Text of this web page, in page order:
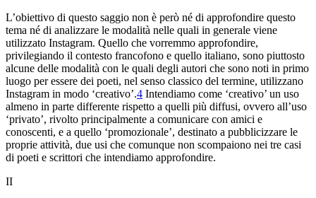
L’obiettivo di questo saggio non è però né di approfondire questo
tema né di analizzare le modalità nelle quali in generale viene
utilizzato Instagram. Quello che vorremmo approfondire,
privilegiando il contesto francofono e quello italiano, sono piuttosto
alcune delle modalità con le quali degli autori che sono noti in primo
luogo per essere dei poeti, nel senso classico del termine, utilizzano
Instagram in modo ‘creativo’.4 Intendiamo come ‘creativo’ un uso
almeno in parte differente rispetto a quelli più diffusi, ovvero all’uso
‘privato’, rivolto principalmente a comunicare con amici e
conoscenti, e a quello ‘promozionale’, destinato a pubblicizzare le
proprie attività, due usi che comunque non scompaiono nei tre casi
di poeti e scrittori che intendiamo approfondire.
II